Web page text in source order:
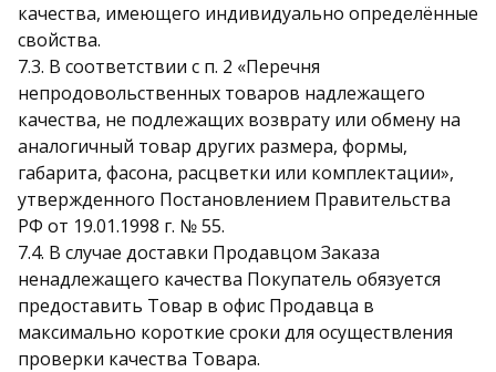
качества, имеющего индивидуально определённые
свойства.
7.3. В соответствии с п. 2 «Перечня
непродовольственных товаров надлежащего
качества, не подлежащих возврату или обмену на
аналогичный товар других размера, формы,
габарита, фасона, расцветки или комплектации»,
утвержденного Постановлением Правительства
РФ от 19.01.1998 г. № 55.
7.4. В случае доставки Продавцом Заказа
ненадлежащего качества Покупатель обязуется
предоставить Товар в офис Продавца в
максимально короткие сроки для осуществления
проверки качества Товара.